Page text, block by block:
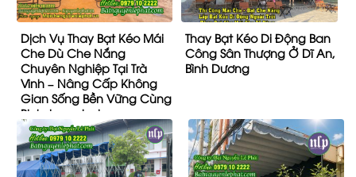
Dịch Vụ Thay Bạt Kéo Mái
Che Dù Che Nắng
Chuyên Nghiệp Tại Trà
Vinh – Nâng Cấp Không
Gian Sống Bền Vững Cùng
Binhduongtoday.com
Thay Bạt Kéo Di Động Ban
Công Sân Thượng Ở Dĩ An,
Bình Dương